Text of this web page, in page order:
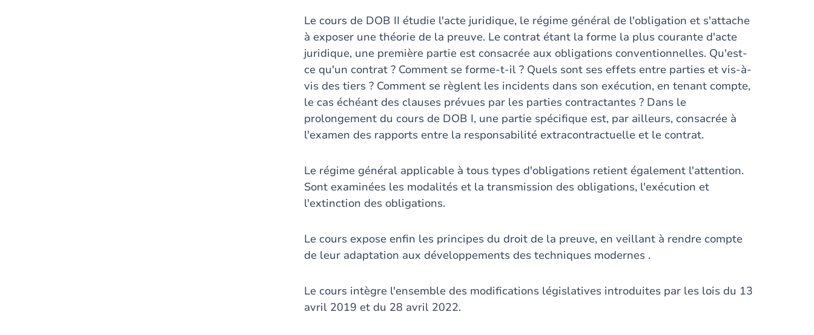
Le cours de DOB II étudie l'acte juridique, le régime général de l'obligation et s'attache
à exposer une théorie de la preuve. Le contrat étant la forme la plus courante d'acte
juridique, une première partie est consacrée aux obligations conventionnelles. Qu'est-
ce qu'un contrat ? Comment se forme-t-il ? Quels sont ses effets entre parties et vis-à-
vis des tiers ? Comment se règlent les incidents dans son exécution, en tenant compte,
le cas échéant des clauses prévues par les parties contractantes ? Dans le
prolongement du cours de DOB I, une partie spécifique est, par ailleurs, consacrée à
l'examen des rapports entre la responsabilité extracontractuelle et le contrat.
Le régime général applicable à tous types d'obligations retient également l'attention.
Sont examinées les modalités et la transmission des obligations, l'exécution et
l'extinction des obligations.
Le cours expose enfin les principes du droit de la preuve, en veillant à rendre compte
de leur adaptation aux développements des techniques modernes .
Le cours intègre l'ensemble des modifications législatives introduites par les lois du 13
avril 2019 et du 28 avril 2022.